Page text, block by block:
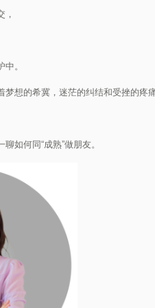
，
。
梦想的希冀，迷茫的纠结和受挫的疼
如何同“成熟”做朋友。